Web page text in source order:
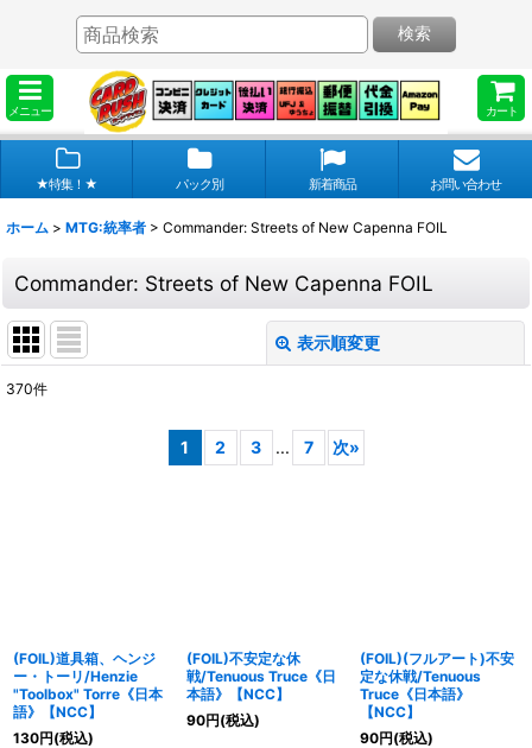
メニュー カート
検索
★特集！★ パック別 新着商品 お問い合わせ
ホーム > MTG:統率者 > Commander: Streets of New Capenna FOIL
Commander: Streets of New Capenna FOIL
表示順変更
370件
1 2 3 ... 7 次»
(FOIL)道具箱、ヘンジ
ー・トーリ/Henzie
"Toolbox" Torre《日本
語》【NCC】
130円(税込)
(FOIL)不安定な休
戦/Tenuous Truce《日
本語》【NCC】
90円(税込)
(FOIL)(フルアート)不安
定な休戦/Tenuous
Truce《日本語》
【NCC】
90円(税込)